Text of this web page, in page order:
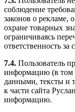
соблюдение
законов о рекламе,
охране товарных
ограничиваясь
ответственность
7.4. Пользователь
информацию (в том
данными, тексты и
к части сайта
информацию.